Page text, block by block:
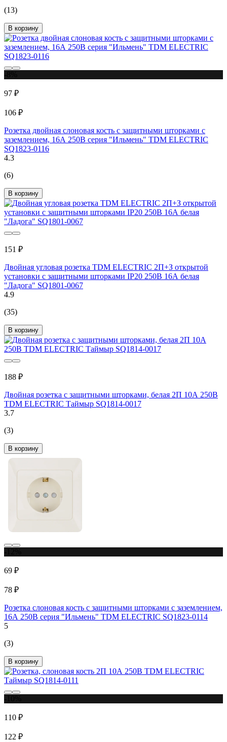
(13)
В корзину
97 ₽
106 ₽
Розетка двойная слоновая кость с защитными шторками с
заземлением, 16А 250В серия "Ильмень" TDM ELECTRIC
SQ1823-0116
4.3
(6)
В корзину
151 ₽
Двойная угловая розетка TDM ELECTRIC 2П+З открытой
установки с защитными шторками IP20 250В 16А белая
"Ладога" SQ1801-0067
4.9
(35)
В корзину
188 ₽
Двойная розетка с защитными шторками, белая 2П 10А 250В
TDM ELECTRIC Таймыр SQ1814-0017
3.7
(3)
В корзину
69 ₽
78 ₽
Розетка слоновая кость с защитными шторками с заземлением,
16А 250В серия "Ильмень" TDM ELECTRIC SQ1823-0114
5
(3)
В корзину
110 ₽
122 ₽